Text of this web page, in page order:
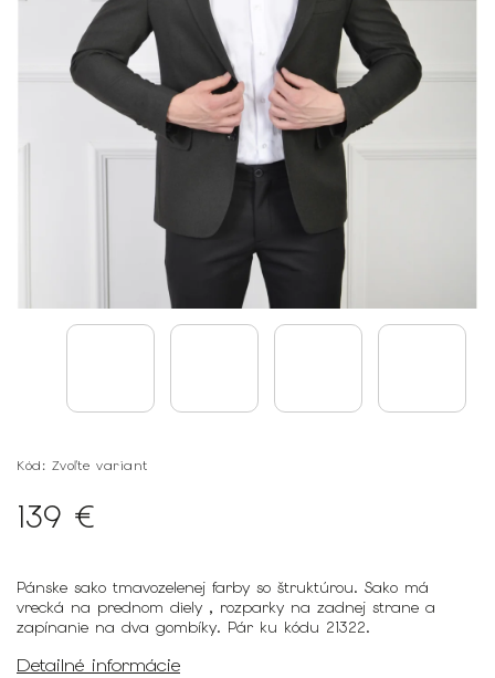
Kód: Zvoľte variant
139 €
Pánske sako tmavozelenej farby so štruktúrou. Sako má
vrecká na prednom diely , rozparky na zadnej strane a
zapínanie na dva gombíky. Pár ku kódu 21322.
Detailné informácie